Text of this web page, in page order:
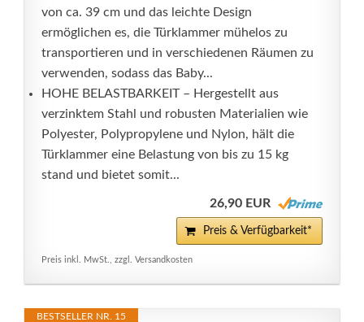
von ca. 39 cm und das leichte Design
ermöglichen es, die Türklammer mühelos zu
transportieren und in verschiedenen Räumen zu
verwenden, sodass das Baby...
HOHE BELASTBARKEIT – Hergestellt aus
verzinktem Stahl und robusten Materialien wie
Polyester, Polypropylene und Nylon, hält die
Türklammer eine Belastung von bis zu 15 kg
stand und bietet somit...
26,90 EUR
Preis & Verfügbarkeit*
Preis inkl. MwSt., zzgl. Versandkosten
BESTSELLER NR. 15